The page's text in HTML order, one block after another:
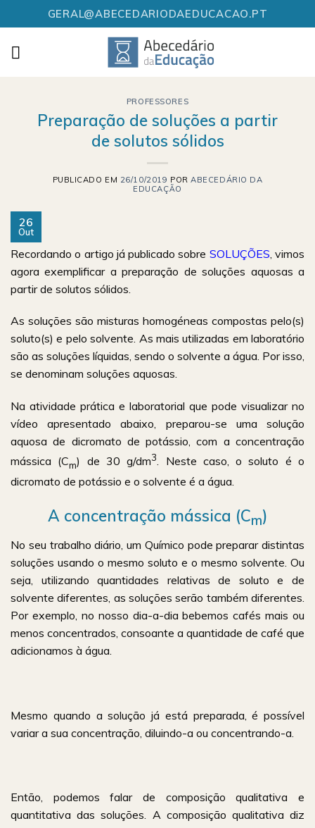
to
content
GERAL@ABECEDARIODAEDUCACAO.PT
PROFESSORES
Preparação de soluções a partir
de solutos sólidos
PUBLICADO EM 26/10/2019 PORABECEDÁRIO DA
EDUCAÇÃO
26
Out
Recordando o artigo já publicado sobre SOLUÇÕES , vimos
agora exemplificar a preparação de soluções aquosas a
partir de solutos sólidos.
As soluções são misturas homogéneas compostas pelo(s)
soluto(s) e pelo solvente. As mais utilizadas em laboratório
são as soluções líquidas, sendo o solvente a água. Por isso,
se denominam soluções aquosas.
Na atividade prática e laboratorial que pode visualizar no
vídeo apresentado abaixo, preparou-se uma solução
aquosa de dicromato de potássio, com a concentração
mássica (Cm) de 30 g/dm3. Neste caso, o soluto é o
dicromato de potássio e o solvente é a água.
A concentração mássica (Cm)
No seu trabalho diário, um Químico pode preparar distintas
soluções usando o mesmo soluto e o mesmo solvente. Ou
seja, utilizando quantidades relativas de soluto e de
solvente diferentes, as soluções serão também diferentes.
Por exemplo, no nosso dia-a-dia bebemos cafés mais ou
menos concentrados, consoante a quantidade de café que
adicionamos à água.
Mesmo quando a solução já está preparada, é possível
variar a sua concentração, diluindo-a ou concentrando-a.
Então, podemos falar de composição qualitativa e
quantitativa das soluções. A composição qualitativa diz